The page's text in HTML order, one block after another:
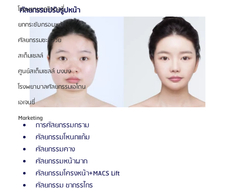
โรงพยาบาลจิวเวลรี่
ยกกระชับกรอบหน้า
ศัลยกรรมชะลอวัย
สเต็มเซลล์
ศูนย์สเต็มเซลล์ บงบง
โรงพยาบาลศัลยกรรมเอโตน
เอเจนซี่
Marketing
ศัลยกรรมปรับรูปหน้า
การศัลยกรรมกราม
ศัลยกรรมโหนกแก้ม
ศัลยกรรมคาง
ศัลยกรรมหน้าผาก
ศัลยกรรมโครงหน้า+MACS Lift
ศัลยกรรม ขากรรไกร